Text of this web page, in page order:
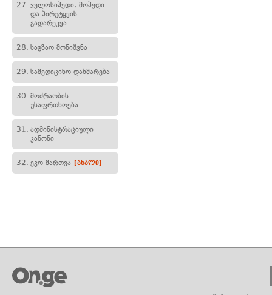
27. ველოსიპედი, მოპედი
და პირუტყვის
გადარეკვა
28. საგზაო მონიშვნა
29. სამედიცინო დახმარება
30. მოძრაობის
უსაფრთხოება
31. ადმინისტრაციული
კანონი
32. ეკო-მართვა [ახალი]